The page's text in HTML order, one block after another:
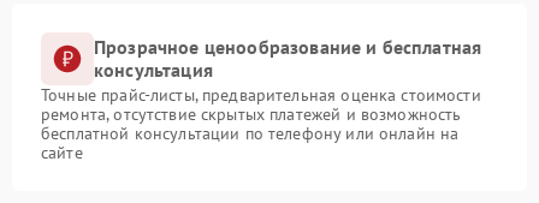
Прозрачное ценообразование и бесплатная
консультация
Точные прайс-листы, предварительная оценка стоимости
ремонта, отсутствие скрытых платежей и возможность
бесплатной консультации по телефону или онлайн на
сайте